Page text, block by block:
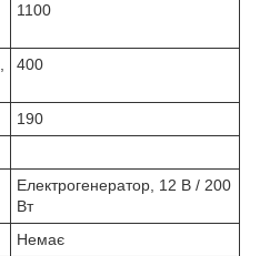
1100
400
190
Електрогенератор, 12 В / 200
Вт
Немає